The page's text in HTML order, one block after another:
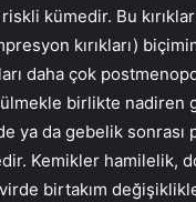
riskli kümedir. Bu
kırıkları)
daha çok
birlikte nadiren
ya da gebelik sonrası
Kemikler hamilelik,
birtakım